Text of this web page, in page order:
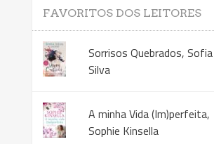
FAVORITOS DOS LEITORES
Sorrisos Quebrados, Sofia
Silva
A minha Vida (Im)perfeita,
Sophie Kinsella